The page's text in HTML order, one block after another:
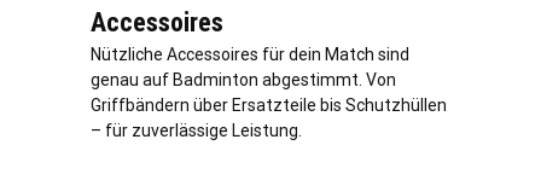
Accessoires
Nützliche Accessoires für dein Match sind
genau auf Badminton abgestimmt. Von
Griffbändern über Ersatzteile bis Schutzhüllen
– für zuverlässige Leistung.